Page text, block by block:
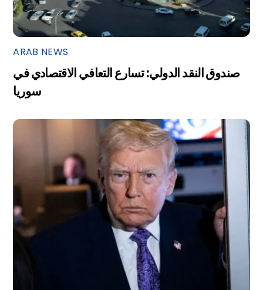
ARAB NEWS
صندوق النقد الدولي: تسارع التعافي الاقتصادي في
سوريا